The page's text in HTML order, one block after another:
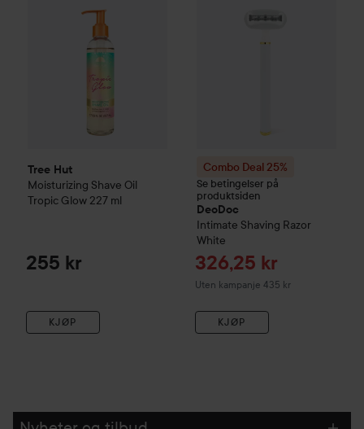
Tree Hut
Moisturizing Shave Oil
Tropic Glow 227 ml
255 kr
KJØP
Combo Deal 25%
Se betingelser på
produktsiden
DeoDoc
Intimate Shaving Razor
White
Tilbudspris
326,25 kr
Uten kampanje 435 kr
KJØP